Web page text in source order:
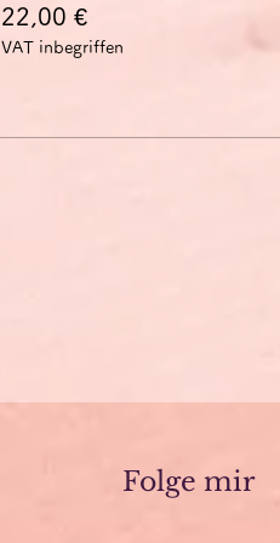
22,00 €
VAT inbegriffen
Folge mir